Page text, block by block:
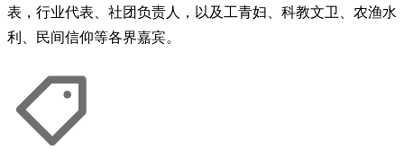
表，行业代表、社团负责人，以及工青妇、科教文卫、农渔水
利、民间信仰等各界嘉宾。